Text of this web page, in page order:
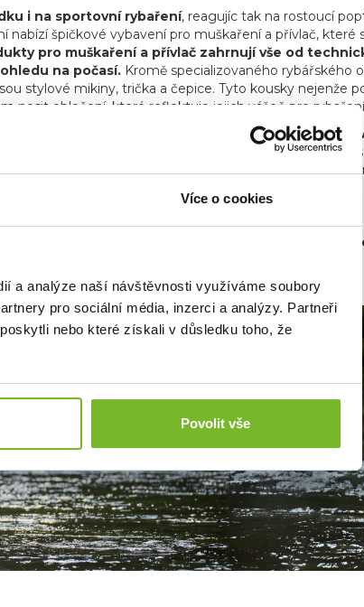
Více o cookies
a analýze naší návštěvnosti využíváme soubory
pro sociální média, inzerci a analýzy. Partneři
nebo které získali v důsledku toho, že
Povolit vše
i na sportovní rybaření, reagujíc tak na rostoucí
špičkové vybavení pro muškaření a přívlač, které
pro muškaření a přívlač zahrnují vše od
na počasí. Kromě specializovaného rybářského
stylové mikiny, trička a čepice. Tyto kousky nejenže
nosit oblečení, které reflektuje jejich vášeň pro
materiálům, udržitelnosti a kvalitě je
to, zda jste na vodě nebo trávíte čas ve městě,
zákazníků a objevte, proč je Grundéns
eshopu SAVETHEDAY.CZ je hrdý exkluzivní